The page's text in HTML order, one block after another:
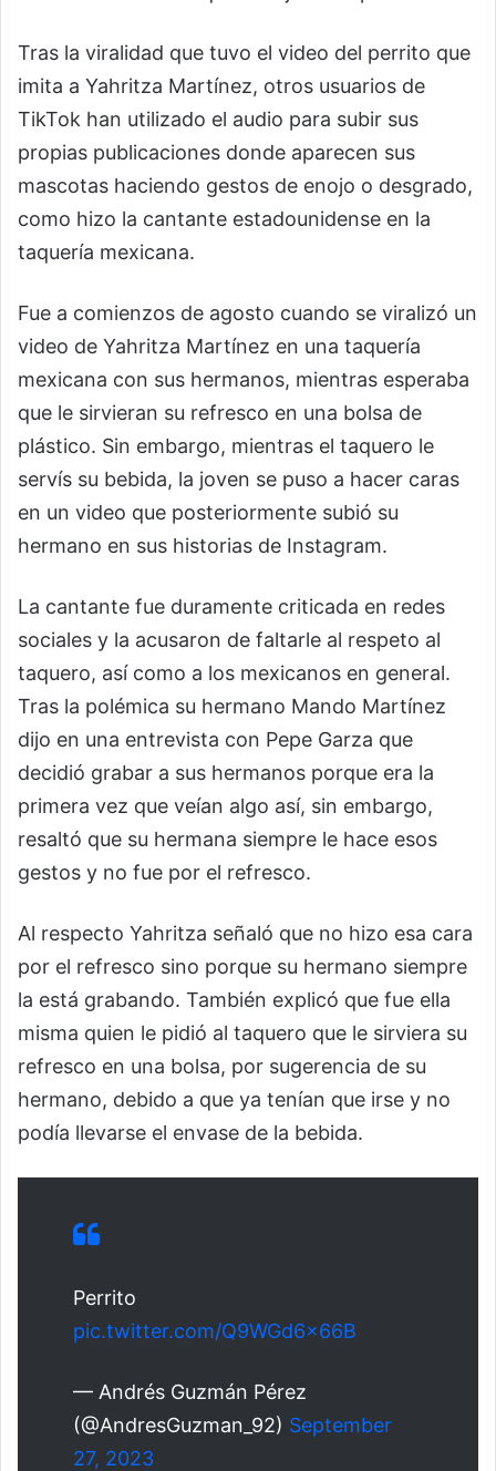
Tras la viralidad que tuvo el video del perrito que
imita a Yahritza Martínez, otros usuarios de
TikTok han utilizado el audio para subir sus
propias publicaciones donde aparecen sus
mascotas haciendo gestos de enojo o desgrado,
como hizo la cantante estadounidense en la
taquería mexicana.
Fue a comienzos de agosto cuando se viralizó un
video de Yahritza Martínez en una taquería
mexicana con sus hermanos, mientras esperaba
que le sirvieran su refresco en una bolsa de
plástico. Sin embargo, mientras el taquero le
servís su bebida, la joven se puso a hacer caras
en un video que posteriormente subió su
hermano en sus historias de Instagram.
La cantante fue duramente criticada en redes
sociales y la acusaron de faltarle al respeto al
taquero, así como a los mexicanos en general.
Tras la polémica su hermano Mando Martínez
dijo en una entrevista con Pepe Garza que
decidió grabar a sus hermanos porque era la
primera vez que veían algo así, sin embargo,
resaltó que su hermana siempre le hace esos
gestos y no fue por el refresco.
Al respecto Yahritza señaló que no hizo esa cara
por el refresco sino porque su hermano siempre
la está grabando. También explicó que fue ella
misma quien le pidió al taquero que le sirviera su
refresco en una bolsa, por sugerencia de su
hermano, debido a que ya tenían que irse y no
podía llevarse el envase de la bebida.
Perrito
pic.twitter.com/Q9WGd6x66B
— Andrés Guzmán Pérez
(@AndresGuzman_92) September
27, 2023